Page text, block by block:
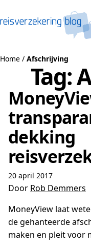
Home / Afschrijving
Tag:
dekking
20 april 2017
Door Rob Demmers
MoneyView laat
de gehanteerde
maken en pleit voor